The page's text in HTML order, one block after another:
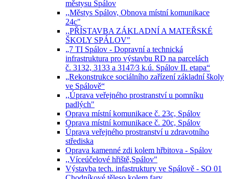
městysu Spálov
,,Městys Spálov, Obnova místní komunikace
24c"
,,PŘÍSTAVBA ZÁKLADNÍ A MATEŘSKÉ
ŠKOLY SPÁLOV"
„7 TI Spálov - Dopravní a technická
infrastruktura pro výstavbu RD na parcelách
č. 3132, 3133 a 3147⁄3 k.ú. Spálov II. etapa“
„Rekonstrukce sociálního zařízení základní školy
ve Spálově“
,,Úprava veřejného prostranství u pomníku
padlých"
Oprava místní komunikace č. 23c, Spálov
Oprava místní komunikace č. 20c, Spálov
Úprava veřejného prostranství u zdravotního
střediska
Oprava kamenné zdi kolem hřbitova - Spálov
,,Víceúčelové hřiště,Spálov"
Výstavba tech. infastruktury ve Spálově - SO 01